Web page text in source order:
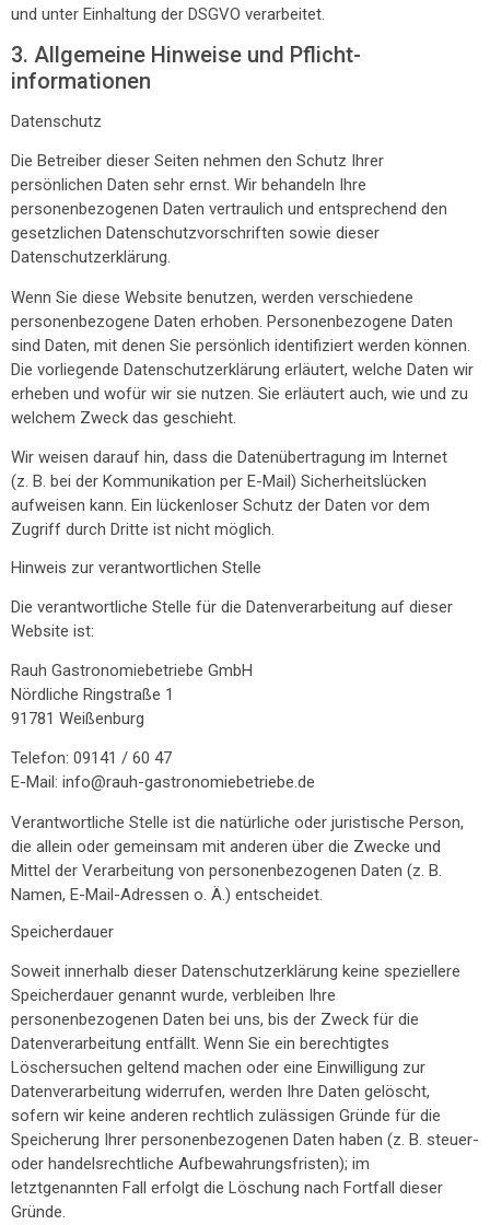
und unter Einhaltung der DSGVO verarbeitet.
3. Allgemeine Hinweise und Pflicht­
informationen
Datenschutz
Die Betreiber dieser Seiten nehmen den Schutz Ihrer
persönlichen Daten sehr ernst. Wir behandeln Ihre
personenbezogenen Daten vertraulich und entsprechend den
gesetzlichen Datenschutzvorschriften sowie dieser
Datenschutzerklärung.
Wenn Sie diese Website benutzen, werden verschiedene
personenbezogene Daten erhoben. Personenbezogene Daten
sind Daten, mit denen Sie persönlich identifiziert werden können.
Die vorliegende Datenschutzerklärung erläutert, welche Daten wir
erheben und wofür wir sie nutzen. Sie erläutert auch, wie und zu
welchem Zweck das geschieht.
Wir weisen darauf hin, dass die Datenübertragung im Internet
(z. B. bei der Kommunikation per E-Mail) Sicherheitslücken
aufweisen kann. Ein lückenloser Schutz der Daten vor dem
Zugriff durch Dritte ist nicht möglich.
Hinweis zur verantwortlichen Stelle
Die verantwortliche Stelle für die Datenverarbeitung auf dieser
Website ist:
Rauh Gastronomiebetriebe GmbH
Nördliche Ringstraße 1
91781 Weißenburg
Telefon: 09141 / 60 47
E-Mail: info@rauh-gastronomiebetriebe.de
Verantwortliche Stelle ist die natürliche oder juristische Person,
die allein oder gemeinsam mit anderen über die Zwecke und
Mittel der Verarbeitung von personenbezogenen Daten (z. B.
Namen, E-Mail-Adressen o. Ä.) entscheidet.
Speicherdauer
Soweit innerhalb dieser Datenschutzerklärung keine speziellere
Speicherdauer genannt wurde, verbleiben Ihre
personenbezogenen Daten bei uns, bis der Zweck für die
Datenverarbeitung entfällt. Wenn Sie ein berechtigtes
Löschersuchen geltend machen oder eine Einwilligung zur
Datenverarbeitung widerrufen, werden Ihre Daten gelöscht,
sofern wir keine anderen rechtlich zulässigen Gründe für die
Speicherung Ihrer personenbezogenen Daten haben (z. B. steuer-
oder handelsrechtliche Aufbewahrungsfristen); im
letztgenannten Fall erfolgt die Löschung nach Fortfall dieser
Gründe.